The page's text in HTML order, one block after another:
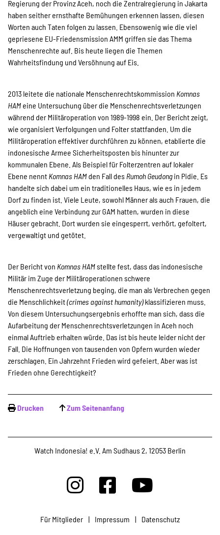
Regierung der Provinz Aceh, noch die Zentralregierung in Jakarta
haben seither ernsthafte Bemühungen erkennen lassen, diesen
Worten auch Taten folgen zu lassen. Ebensowenig wie die viel
gepriesene EU-Friedensmission AMM griffen sie das Thema
Menschenrechte auf. Bis heute liegen die Themen
Wahrheitsfindung und Versöhnung auf Eis.
2013 leitete die nationale Menschenrechtskommission Komnas
HAM eine Untersuchung über die Menschenrechtsverletzungen
während der Militäroperation von 1989-1998 ein. Der Bericht zeigt,
wie organisiert Verfolgungen und Folter stattfanden. Um die
Militäroperation effektiver durchführen zu können, etablierte die
indonesische Armee Sicherheitsposten bis hinunter zur
kommunalen Ebene. Als Beispiel für Folterzentren auf lokaler
Ebene nennt Komnas HAMden Fall des Rumoh Geudong in Pidie. Es
handelte sich dabei um ein traditionelles Haus, wie es in jedem
Dorf zu finden ist. Viele Leute, sowohl Männer als auch Frauen, die
angeblich eine Verbindung zur GAM hatten, wurden in diese
Häuser gebracht. Dort wurden sie eingesperrt, verhört, gefoltert,
vergewaltigt und getötet.
Der Bericht von Komnas HAMstellte fest, dass das indonesische
Militär im Zuge der Militäroperationen schwere
Menschenrechtsverletzung beging, die man als Verbrechen gegen
die Menschlichkeit(crimes against humanity)klassifizieren muss.
Von diesem Untersuchungsergebnis erhoffte man sich, dass die
Aufarbeitung der Menschenrechtsverletzungen in Aceh noch
einmal Auftrieb erhalten würde. Das ist bis heute leider nicht der
Fall. Die Hoffnungen von tausenden von Opfern wurden wieder
zerschlagen. Ein Jahrzehnt Frieden wird gefeiert. Aber was ist
Frieden ohne Gerechtigkeit?
Drucken Zum Seitenanfang
Watch Indonesia! e.V. Am Sudhaus 2, 12053 Berlin
Für Mitglieder | Impressum | Datenschutz